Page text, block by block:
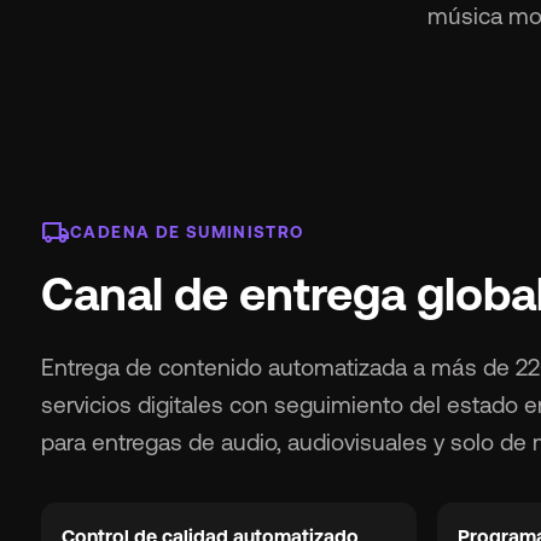
música
local_shippingCADENA DE SUMINISTRO
Canal de entrega
Entrega de contenido automatizada a más de
servicios digitales con seguimiento del estado
para entregas de audio, audiovisuales y solo de
Control de calidad automatizado